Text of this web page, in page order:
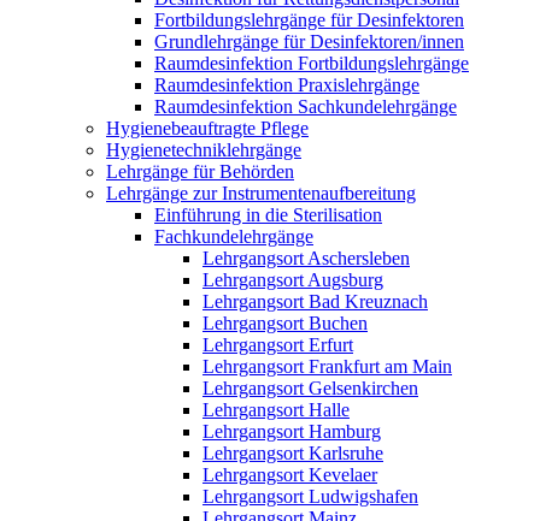
Fortbildungslehrgänge für Desinfektoren
Grundlehrgänge für Desinfektoren/innen
Raumdesinfektion Fortbildungslehrgänge
Raumdesinfektion Praxislehrgänge
Raumdesinfektion Sachkundelehrgänge
Hygienebeauftragte Pflege
Hygienetechniklehrgänge
Lehrgänge für Behörden
Lehrgänge zur Instrumentenaufbereitung
Einführung in die Sterilisation
Fachkundelehrgänge
Lehrgangsort Aschersleben
Lehrgangsort Augsburg
Lehrgangsort Bad Kreuznach
Lehrgangsort Buchen
Lehrgangsort Erfurt
Lehrgangsort Frankfurt am Main
Lehrgangsort Gelsenkirchen
Lehrgangsort Halle
Lehrgangsort Hamburg
Lehrgangsort Karlsruhe
Lehrgangsort Kevelaer
Lehrgangsort Ludwigshafen